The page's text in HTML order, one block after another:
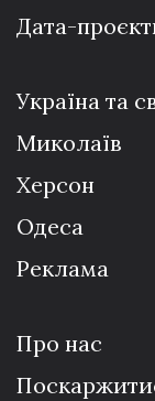
Дата-
Україна та
Миколаїв
Херсон
Одеса
Реклама
Про нас